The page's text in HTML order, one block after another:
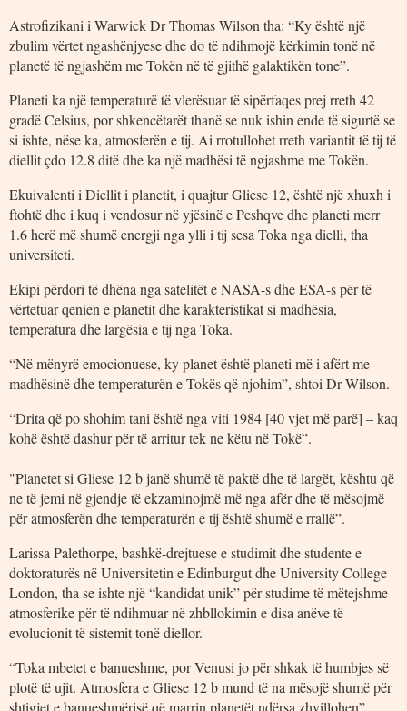
Astrofizikani i Warwick Dr Thomas Wilson tha: “Ky është një
zbulim vërtet ngashënjyese dhe do të ndihmojë kërkimin tonë në
planetë të ngjashëm me Tokën në të gjithë galaktikën tone”.
Planeti ka një temperaturë të vlerësuar të sipërfaqes prej rreth 42
gradë Celsius, por shkencëtarët thanë se nuk ishin ende të sigurtë se
si ishte, nëse ka, atmosferën e tij. Ai rrotullohet rreth variantit të tij të
diellit çdo 12.8 ditë dhe ka një madhësi të ngjashme me Tokën.
Ekuivalenti i Diellit i planetit, i quajtur Gliese 12, është një xhuxh i
ftohtë dhe i kuq i vendosur në yjësinë e Peshqve dhe planeti merr
1.6 herë më shumë energji nga ylli i tij sesa Toka nga dielli, tha
universiteti.
Ekipi përdori të dhëna nga satelitët e NASA-s dhe ESA-s për të
vërtetuar qenien e planetit dhe karakteristikat si madhësia,
temperatura dhe largësia e tij nga Toka.
“Në mënyrë emocionuese, ky planet është planeti më i afërt me
madhësinë dhe temperaturën e Tokës që njohim”, shtoi Dr Wilson.
“Drita që po shohim tani është nga viti 1984 [40 vjet më parë] – kaq
kohë është dashur për të arritur tek ne këtu në Tokë”.
"Planetet si Gliese 12 b janë shumë të paktë dhe të largët, kështu që
ne të jemi në gjendje të ekzaminojmë më nga afër dhe të mësojmë
për atmosferën dhe temperaturën e tij është shumë e rrallë”.
Larissa Palethorpe, bashkë-drejtuese e studimit dhe studente e
doktoraturës në Universitetin e Edinburgut dhe University College
London, tha se ishte një “kandidat unik” për studime të mëtejshme
atmosferike për të ndihmuar në zhbllokimin e disa anëve të
evolucionit të sistemit tonë diellor.
“Toka mbetet e banueshme, por Venusi jo për shkak të humbjes së
plotë të ujit. Atmosfera e Gliese 12 b mund të na mësojë shumë për
shtigjet e banueshmërisë që marrin planetët ndërsa zhvillohen”,